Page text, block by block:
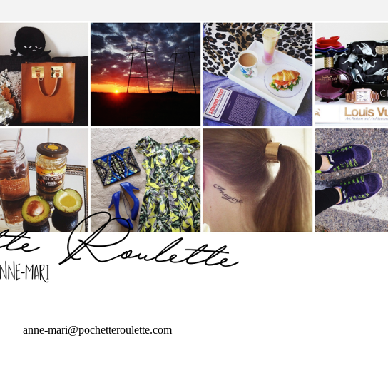
anne-mari@pochetteroulette.com